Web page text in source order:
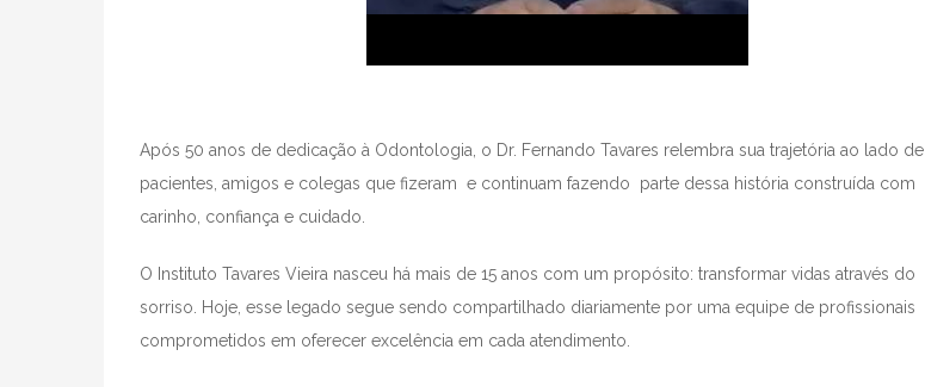
Após 50 anos de dedicação à Odontologia, o Dr. Fernando Tavares relembra sua trajetória ao lado de
pacientes, amigos e colegas que fizeram e continuam fazendo
parte dessa história construída com
carinho, confiança e cuidado.
O Instituto Tavares Vieira nasceu há mais de 15 anos com um propósito: transformar vidas através do
sorriso. Hoje, esse legado segue sendo compartilhado diariamente por uma equipe de profissionais
comprometidos em oferecer excelência em cada atendimento.